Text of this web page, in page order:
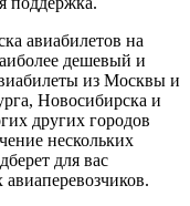
авиабилетов на
дешевый и
из Москвы и
Новосибирска и
других городов
нескольких
для вас